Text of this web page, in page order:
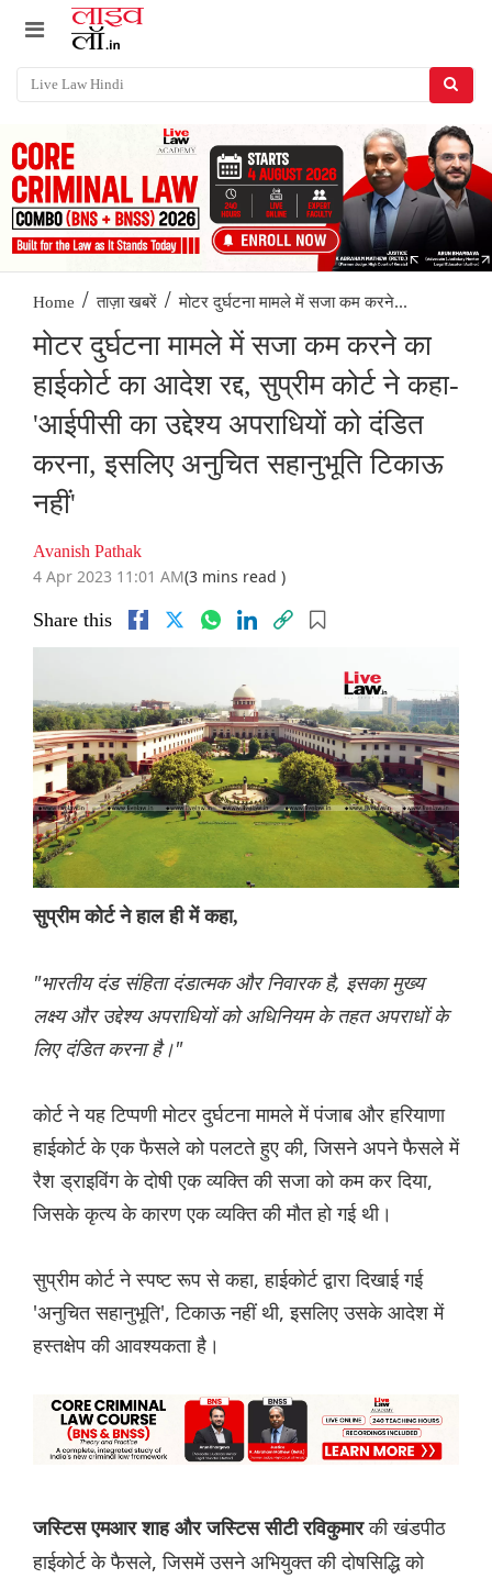
Home / ताज़ा खबरें / मोटर दुर्घटना मामले में सजा कम करने...
मोटर दुर्घटना मामले में सजा कम करने का
हाईकोर्ट का आदेश रद्द, सुप्रीम कोर्ट ने कहा-
'आईपीसी का उद्देश्य अपराधियों को दंडित
करना, इस‌लिए अनुचित सहानुभूति टिकाऊ
नहीं'
Avanish Pathak
4 Apr 2023 11:01 AM(3 mins read )
Share this
सुप्रीम कोर्ट ने हाल ही में कहा,
"भारतीय दंड संहिता दंडात्मक और निवारक है, इसका मुख्य
लक्ष्य और उद्देश्य अपराधियों को अधिनियम के तहत अपराधों के
लिए दंडित करना है।"
कोर्ट ने यह टिप्पणी मोटर दुर्घटना मामले में पंजाब और हरियाणा
हाईकोर्ट के एक फैसले को पलटते हुए की, जिसने अपने फैसले में
रैश ड्राइविंग के दोषी एक व्यक्ति की सजा को कम कर दिया,
जिसके कृत्य के कारण एक व्यक्ति की मौत हो गई थी।
सुप्रीम कोर्ट ने स्पष्ट रूप से कहा, हाईकोर्ट द्वारा दिखाई गई
'अनुचित सहानुभूति', टिकाऊ नहीं थी, इसलिए उसके आदेश में
हस्तक्षेप की आवश्यकता है।
जस्टिस एमआर शाह और जस्टिस सीटी रविकुमारकी खंडपीठ
हाईकोर्ट के फैसले, जिसमें उसने अभियुक्त की दोषसिद्धि को